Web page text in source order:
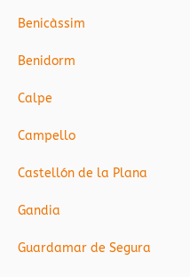
Benicàssim
Benidorm
Calpe
Campello
Castellón de la Plana
Gandia
Guardamar de Segura